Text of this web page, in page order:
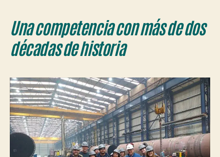
Una competencia con más de dos
décadas de historia